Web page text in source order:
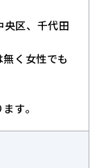
央区、千代田
く女性でも
す。